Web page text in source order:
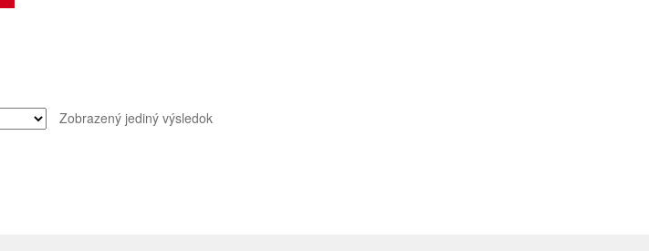
Zobrazený jediný výsledok